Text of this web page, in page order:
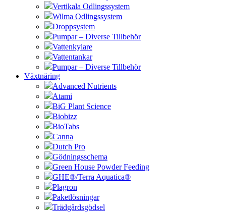
Vertikala Odlingssystem
Wilma Odlingssystem
Droppsystem
Pumpar – Diverse Tillbehör
Vattenkylare
Vattentankar
Pumpar – Diverse Tillbehör
Växtnäring
Advanced Nutrients
Atami
BiG Plant Science
Biobizz
BioTabs
Canna
Dutch Pro
Gödningsschema
Green House Powder Feeding
GHE®/Terra Aquatica®
Plagron
Paketlösningar
Trädgårdsgödsel